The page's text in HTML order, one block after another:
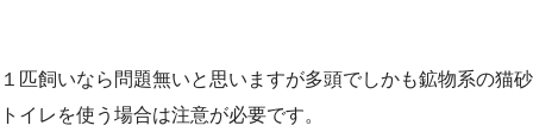
１匹飼いなら問題無いと思いますが多頭でしかも鉱物系の猫砂
トイレを使う場合は注意が必要です。